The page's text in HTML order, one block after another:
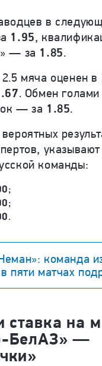
в
1.95,
— за 1.85.
мяча оценен в
. Обмен голами
— за 1.85.
команды:
;
;
.
команда
пяти матчах
ставка на
БелАЗ» —